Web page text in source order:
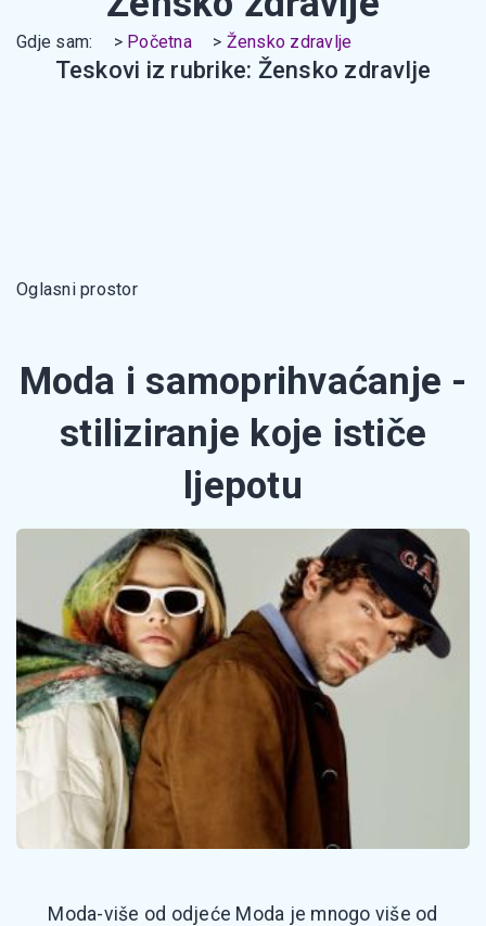
Gdje sam: Početna Žensko zdravlje
Teskovi iz rubrike: Žensko zdravlje
Oglasni prostor
Moda i samoprihvaćanje -
stiliziranje koje ističe
ljepotu
Moda-više od odjeće Moda je mnogo više od